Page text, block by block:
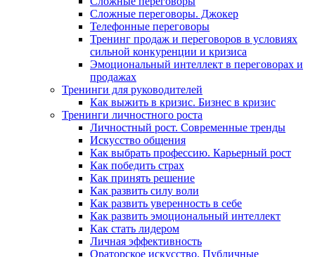
Сложные переговоры. Джокер
Телефонные переговоры
Тренинг продаж и переговоров в условиях
сильной конкуренции и кризиса
Эмоциональный интеллект в переговорах и
продажах
Тренинги для руководителей
Как выжить в кризис. Бизнес в кризис
Тренинги личностного роста
Личностный рост. Современные тренды
Искусство общения
Как выбрать профессию. Карьерный рост
Как победить страх
Как принять решение
Как развить силу воли
Как развить уверенность в себе
Как развить эмоциональный интеллект
Как стать лидером
Личная эффективность
Ораторское искусство. Публичные